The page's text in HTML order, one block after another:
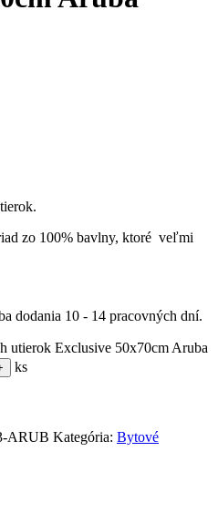
zo 100% bavlny, ktoré veľmi
dodania 10 - 14 pracovných dní.
utierok Exclusive 50x70cm Aruba
ks
ARUB Kategória: Bytové